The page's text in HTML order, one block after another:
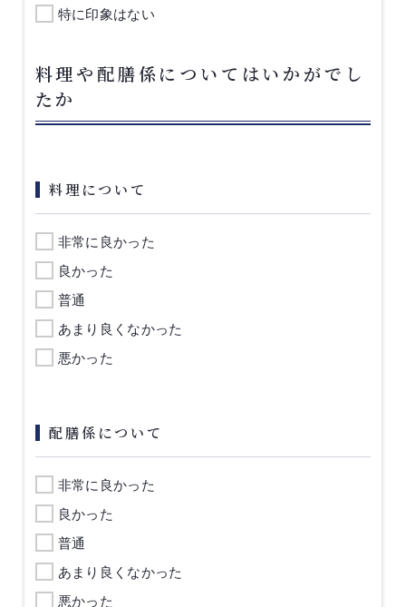
特に印象はない
料理や配膳係についてはいかがでし
たか
料理について
非常に良かった
良かった
普通
あまり良くなかった
悪かった
配膳係について
非常に良かった
良かった
普通
あまり良くなかった
悪かった